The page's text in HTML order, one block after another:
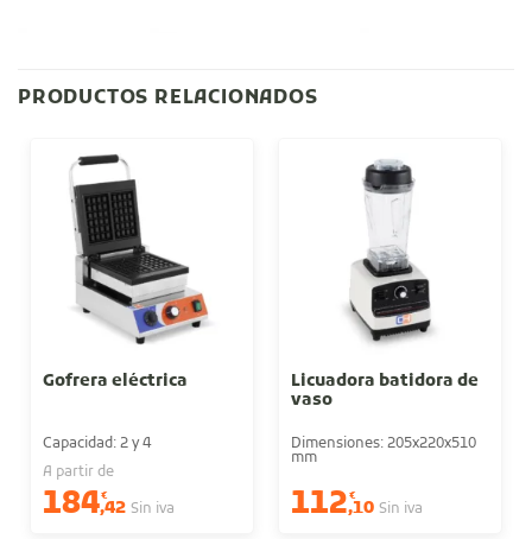
PRODUCTOS RELACIONADOS
Gofrera eléctrica
Capacidad: 2 y 4
A partir de
184€
,42 Sin iva
Licuadora batidora de
vaso
Dimensiones: 205x220x510
mm
112€
,10 Sin iva